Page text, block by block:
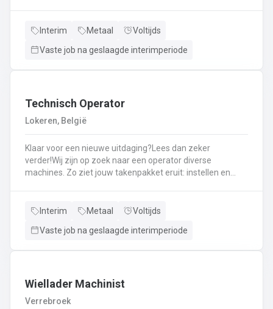
het realiseren van onze projecten.Je werkt samen met
dagelijkse leiding van Atelierverantwoordelijke.
Interim Metaal
Voltijds
Vaste job na geslaagde interimperiode
Technisch Operator
Lokeren, België
Klaar voor een nieuwe uitdaging?Lees dan zeker
verder!Wij zijn op zoek naar een operator diverse
machines. Zo ziet jouw takenpakket eruit: instellen en
gezaagd worden. Rekbank: profielen zijn gekoeld en
grondstof wordt door een matrijs vervormd tot profiel.
Interim Metaal
Voltijds
Vaste job na geslaagde interimperiode
Wiellader Machinist
Verrebroek